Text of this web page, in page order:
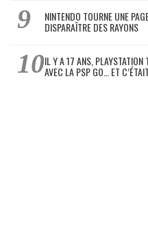
NINTENDO TOURNE UNE
DISPARAÎTRE DES RAYONS
IL Y A 17 ANS,
AVEC LA PSP GO… ET